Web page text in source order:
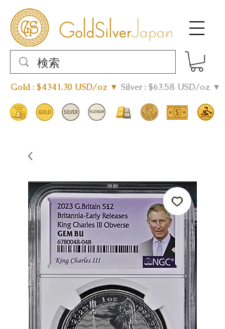
Gold : $4341.30 USD/oz ▼ Silver : $63.58 USD/oz ▼